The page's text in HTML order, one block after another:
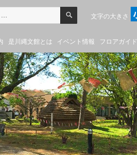
文字の大きさ
検
フロアガイド
イベント情報
是川縄文館とは